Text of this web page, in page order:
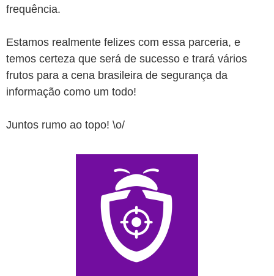
frequência.
Estamos realmente felizes com essa parceria, e
temos certeza que será de sucesso e trará vários
frutos para a cena brasileira de segurança da
informação como um todo!
Juntos rumo ao topo! \o/